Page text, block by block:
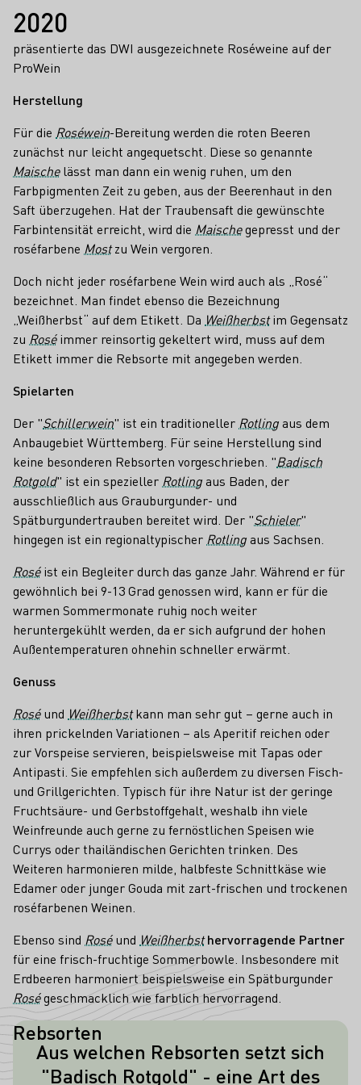
2020
präsentierte das DWI ausgezeichnete Roséweine auf der
ProWein
Herstellung
Für die Roséwein-Bereitung werden die roten Beeren
zunächst nur leicht angequetscht. Diese so genannte
Maischelässt man dann ein wenig ruhen, um den
Farbpigmenten Zeit zu geben, aus der Beerenhaut in den
Saft überzugehen. Hat der Traubensaft die gewünschte
Farbintensität erreicht, wird die Maischegepresst und der
roséfarbene Mostzu Wein vergoren.
Doch nicht jeder roséfarbene Wein wird auch als „Rosé“
bezeichnet. Man findet ebenso die Bezeichnung
„Weißherbst“ auf dem Etikett. Da Weißherbstim Gegensatz
zu Roséimmer reinsortig gekeltert wird, muss auf dem
Etikett immer die Rebsorte mit angegeben werden.
Spielarten
Der "Schillerwein" ist ein traditioneller Rotlingaus dem
Anbaugebiet Württemberg. Für seine Herstellung sind
keine besonderen Rebsorten vorgeschrieben. "Badisch
Rotgold" ist ein spezieller Rotlingaus Baden, der
ausschließlich aus Grauburgunder- und
Spätburgundertrauben bereitet wird. Der "Schieler"
hingegen ist ein regionaltypischer Rotlingaus Sachsen.
Roséist ein Begleiter durch das ganze Jahr. Während er für
gewöhnlich bei 9-13 Grad genossen wird, kann er für die
warmen Sommermonate ruhig noch weiter
heruntergekühlt werden, da er sich aufgrund der hohen
Außentemperaturen ohnehin schneller erwärmt.
Genuss
Roséund Weißherbstkann man sehr gut – gerne auch in
ihren prickelnden Variationen – als Aperitif reichen oder
zur Vorspeise servieren, beispielsweise mit Tapas oder
Antipasti. Sie empfehlen sich außerdem zu diversen Fisch-
und Grillgerichten. Typisch für ihre Natur ist der geringe
Fruchtsäure- und Gerbstoffgehalt, weshalb ihn viele
Weinfreunde auch gerne zu fernöstlichen Speisen wie
Currys oder thailändischen Gerichten trinken. Des
Weiteren harmonieren milde, halbfeste Schnittkäse wie
Edamer oder junger Gouda mit zart-frischen und trockenen
roséfarbenen Weinen.
Ebenso sind Roséund Weißherbst hervorragende Partner
für eine frisch-fruchtige Sommerbowle. Insbesondere mit
Erdbeeren harmoniert beispielsweise ein Spätburgunder
Roségeschmacklich wie farblich hervorragend.
Aus welchen Rebsorten setzt sich
"Badisch Rotgold" - eine Art des
Ein "Badisch Rotgold" setzt sich per
Rebsorten